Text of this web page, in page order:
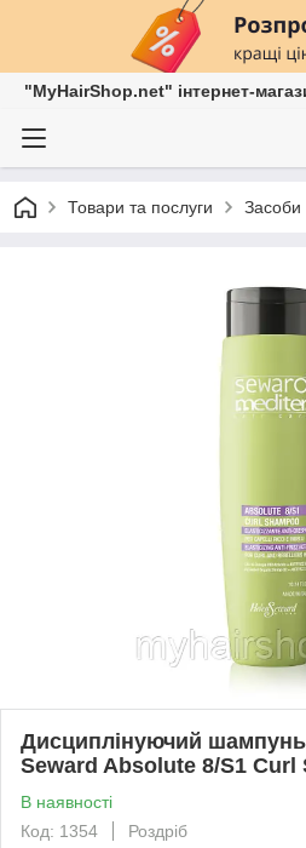
"MyHairShop.net" інтернет-
Товари та послуги Засоби
Дисциплінуючий
Seward Absolute 8/S1 Curl
В наявності
Код: 1354
Роздріб